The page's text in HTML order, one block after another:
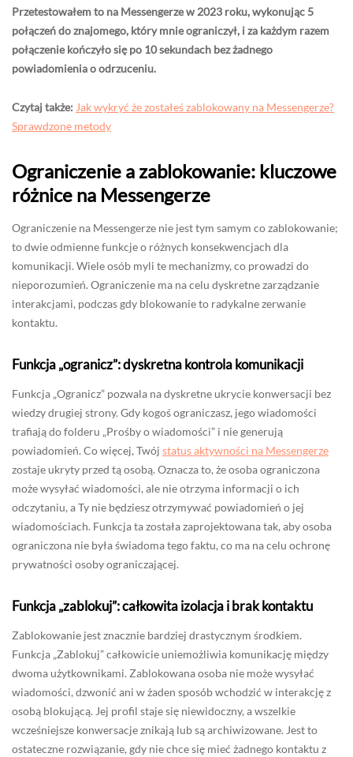
Przetestowałem to na Messengerze w 2023 roku, wykonując 5
połączeń do znajomego, który mnie ograniczył, i za każdym razem
połączenie kończyło się po 10 sekundach bez żadnego
powiadomienia o odrzuceniu.
Czytaj także: Jak wykryć że zostałeś zablokowany na Messengerze?
Sprawdzone metody
Ograniczenie a zablokowanie: kluczowe
różnice na Messengerze
Ograniczenie na Messengerze nie jest tym samym co zablokowanie;
to dwie odmienne funkcje o różnych konsekwencjach dla
komunikacji. Wiele osób myli te mechanizmy, co prowadzi do
nieporozumień. Ograniczenie ma na celu dyskretne zarządzanie
interakcjami, podczas gdy blokowanie to radykalne zerwanie
kontaktu.
Funkcja „ogranicz”: dyskretna kontrola komunikacji
Funkcja „Ogranicz” pozwala na dyskretne ukrycie konwersacji bez
wiedzy drugiej strony. Gdy kogoś ograniczasz, jego wiadomości
trafiają do folderu „Prośby o wiadomości” i nie generują
powiadomień. Co więcej, Twój status aktywności na Messengerze
zostaje ukryty przed tą osobą. Oznacza to, że osoba ograniczona
może wysyłać wiadomości, ale nie otrzyma informacji o ich
odczytaniu, a Ty nie będziesz otrzymywać powiadomień o jej
wiadomościach. Funkcja ta została zaprojektowana tak, aby osoba
ograniczona nie była świadoma tego faktu, co ma na celu ochronę
prywatności osoby ograniczającej.
Funkcja „zablokuj”: całkowita izolacja i brak kontaktu
Zablokowanie jest znacznie bardziej drastycznym środkiem.
Funkcja „Zablokuj” całkowicie uniemożliwia komunikację między
dwoma użytkownikami. Zablokowana osoba nie może wysyłać
wiadomości, dzwonić ani w żaden sposób wchodzić w interakcję z
osobą blokującą. Jej profil staje się niewidoczny, a wszelkie
wcześniejsze konwersacje znikają lub są archiwizowane. Jest to
ostateczne rozwiązanie, gdy nie chce się mieć żadnego kontaktu z